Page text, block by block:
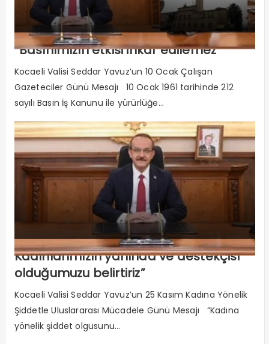
“Basınımızın etkisi inkâr edilemez”
Kocaeli Valisi Seddar Yavuz’un 10 Ocak Çalışan
Gazeteciler Günü Mesajı 10 Ocak 1961 tarihinde 212
sayılı Basın İş Kanunu ile yürürlüğe...
Kadınlarımızın yanında ve destekçisi
olduğumuzu belirtiriz”
Kocaeli Valisi Seddar Yavuz’un 25 Kasım Kadına Yönelik
Şiddetle Uluslararası Mücadele Günü Mesajı “Kadına
yönelik şiddet olgusunu...